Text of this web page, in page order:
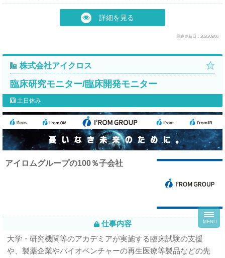
詳細を見る
最終更新日：2026/08/06
株式会社アイクロス
臨床研究モニター/臨床開発モニター
土日休み
アイロムグループの100％子会社
仕事内容
大学・研究機関等のアカデミアが実施する臨床試験の支援
や、製薬企業やバイオベンチャーの再生医療等製品などの先
MENU